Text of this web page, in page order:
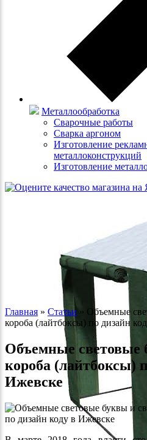
Металлообработка
Сварочные работы
Сварка аргоном
Изготовление
металлоконструкций
Изготовление
Главная » Статьи » Объемные
короба (лайтбоксы) по дизайн
Объемные световые
короба (лайтбоксы)
Ижевске